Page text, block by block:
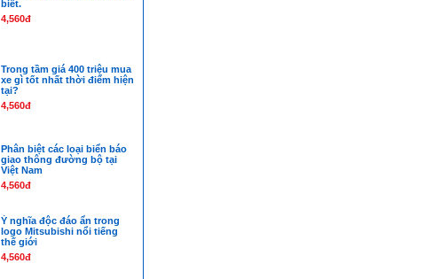
biết.
4,560đ
Trong tầm giá 400 triệu mua
xe gì tốt nhất thời điểm hiện
tại?
4,560đ
Phân biệt các loại biển báo
giao thông đường bộ tại
Việt Nam
4,560đ
Ý nghĩa độc đáo ẩn trong
logo Mitsubishi nổi tiếng
thế giới
4,560đ